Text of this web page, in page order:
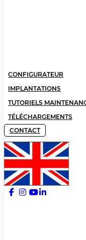
CONFIGURATEUR
IMPLANTATIONS
TUTORIELS
TÉLÉCHARGEMENTS
CONTACT